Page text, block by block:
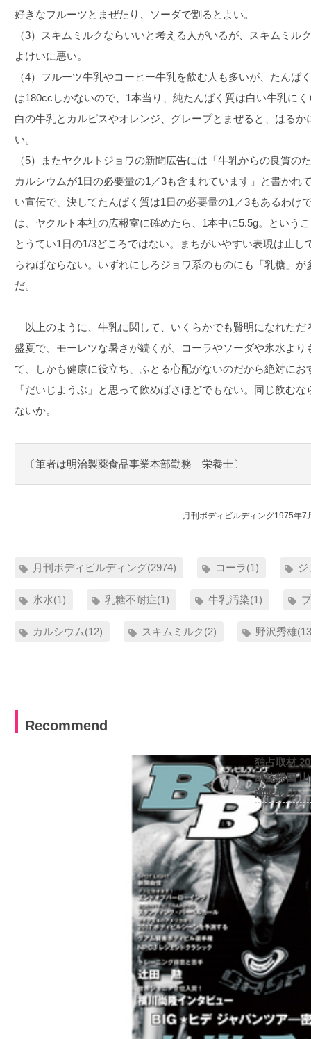
好きなフルーツとまぜたり、ソーダで割るとよい。
（3）スキムミルクならいいと考える人がいるが、スキムミル
よけいに悪い。
（4）フルーツ牛乳やコーヒー牛乳を飲む人も多いが、たんば
は180ccしかないので、1本当り、純たんばく質は白い牛乳に
白の牛乳とカルピスやオレンジ、グレープとまぜると、はる
い。
（5）またヤクルトジョワの新聞広告には「牛乳からの良質の
カルシウムが1日の必要量の1／3も含まれています」と書かれ
い宣伝で、決してたんぱく質は1日の必要量の1／3もあるわけ
は、ヤクルト本社の広報室に確めたら、1本中に5.5g。という
とうてい1日の1/3どころではない。まちがいやすい表現は止
らねばならない。いずれにしろジョワ系のものにも「乳糖」
だ。
以上のように、牛乳に関して、いくらかでも賢明になれただ
盛夏で、モーレツな暑さが続くが、コーラやソーダや氷水よ
て、しかも健康に役立ち、ふとる心配がないのだから絶対に
「だいじようぶ」と思って飲めばさほどでもない。同じ飲む
ないか。
〔筆者は明治製薬食品事業本部勤務 栄養士〕
月刊ボディビルディング1975年7
月刊ボディビルディング(2974) コーラ(1)
氷水(1) 乳糖不耐症(1) 牛乳汚染(1)
カルシウム(12) スキムミルク(2) 野沢秀雄
Recommend
独占取材
凱旋帰国
尚隆 ほか